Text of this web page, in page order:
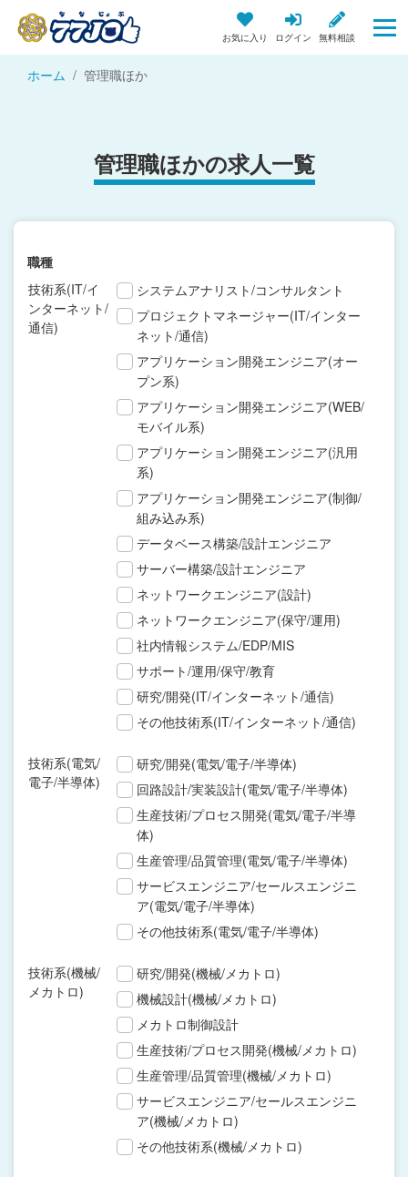
お気に入り ログイン 無料相談
ホーム 管理職ほか
管理職ほかの求人一覧
職種
技術系(IT/イ
ンターネット/
通信)
システムアナリスト/コンサルタント
プロジェクトマネージャー(IT/インター
ネット/通信)
アプリケーション開発エンジニア(オー
プン系)
アプリケーション開発エンジニア(WEB/
モバイル系)
アプリケーション開発エンジニア(汎用
系)
アプリケーション開発エンジニア(制御/
組み込み系)
データベース構築/設計エンジニア
サーバー構築/設計エンジニア
ネットワークエンジニア(設計)
ネットワークエンジニア(保守/運用)
社内情報システム/EDP/MIS
サポート/運用/保守/教育
研究/開発(IT/インターネット/通信)
その他技術系(IT/インターネット/通信)
技術系(電気/
電子/半導体)
研究/開発(電気/電子/半導体)
回路設計/実装設計(電気/電子/半導体)
生産技術/プロセス開発(電気/電子/半導
体)
生産管理/品質管理(電気/電子/半導体)
サービスエンジニア/セールスエンジニ
ア(電気/電子/半導体)
その他技術系(電気/電子/半導体)
技術系(機械/
メカトロ)
研究/開発(機械/メカトロ)
機械設計(機械/メカトロ)
メカトロ制御設計
生産技術/プロセス開発(機械/メカトロ)
生産管理/品質管理(機械/メカトロ)
サービスエンジニア/セールスエンジニ
ア(機械/メカトロ)
その他技術系(機械/メカトロ)